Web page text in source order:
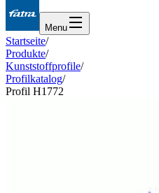
Menu
Startseite/
Produkte/
Kunststoffprofile/
Profilkatalog/
Profil H1772